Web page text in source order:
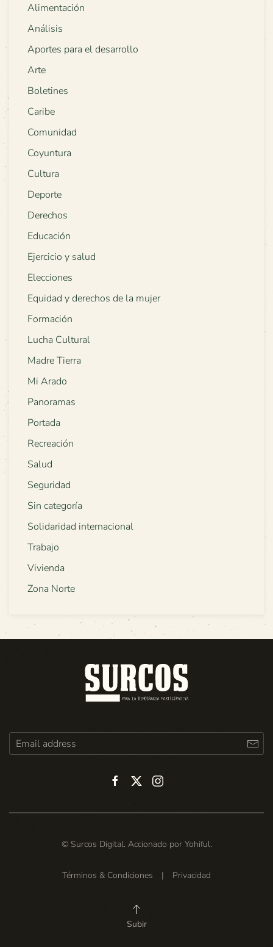
Alimentación
Análisis
Aportes para el desarrollo
Arte
Boletines
Caribe
Comunidad
Coyuntura
Cultura
Deporte
Derechos
Educación
Ejercicio y salud
Elecciones
Equidad y derechos de la mujer
Formación
Lucha Cultural
Madre Tierra
Mi Arado
Panoramas
Portada
Recreación
Salud
Seguridad
Sin categoría
Solidaridad internacional
Trabajo
Vivienda
Zona Norte
© Surcos Digital. Accionado por Yohiful.
Términos & Condiciones | Privacidad
Subir